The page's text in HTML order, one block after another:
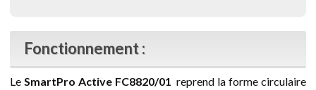
Fonctionnement :
Le SmartPro Active FC8820/01 reprend la forme circulaire